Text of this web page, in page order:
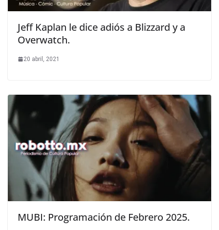
Jeff Kaplan le dice adiós a Blizzard y a
Overwatch.
20 abril, 2021
MUBI: Programación de Febrero 2025.